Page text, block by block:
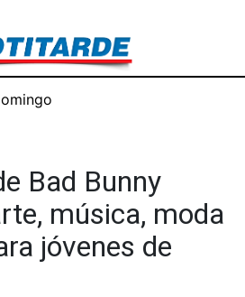
Bad Bunny
música, moda
jóvenes de